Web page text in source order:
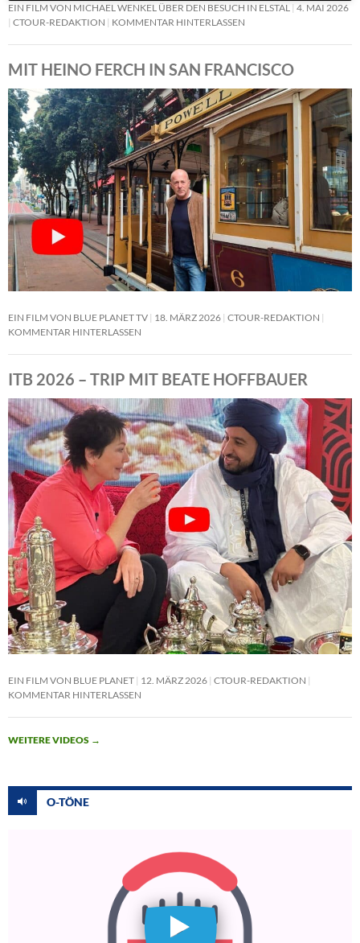
EIN FILM VON MICHAEL WENKEL ÜBER DEN BESUCH IN ELSTAL
4. MAI 2026
CTOUR-REDAKTION
KOMMENTAR HINTERLASSEN
MIT HEINO FERCH IN SAN FRANCISCO
EIN FILM VON BLUE PLANET TV 18. MÄRZ 2026 CTOUR-REDAKTION
KOMMENTAR HINTERLASSEN
ITB 2026 – TRIP MIT BEATE HOFFBAUER
EIN FILM VON BLUE PLANET 12. MÄRZ 2026 CTOUR-REDAKTION
KOMMENTAR HINTERLASSEN
WEITERE VIDEOS →
O-TÖNE